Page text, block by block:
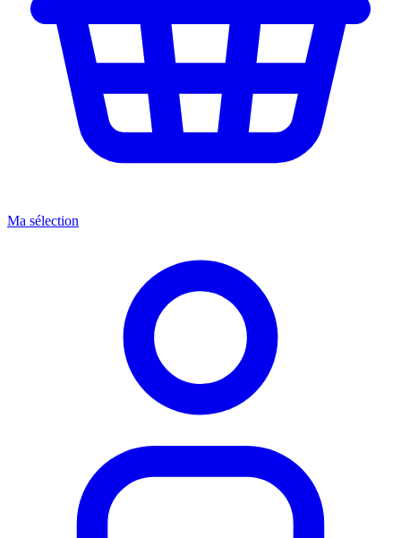
Ma sélection